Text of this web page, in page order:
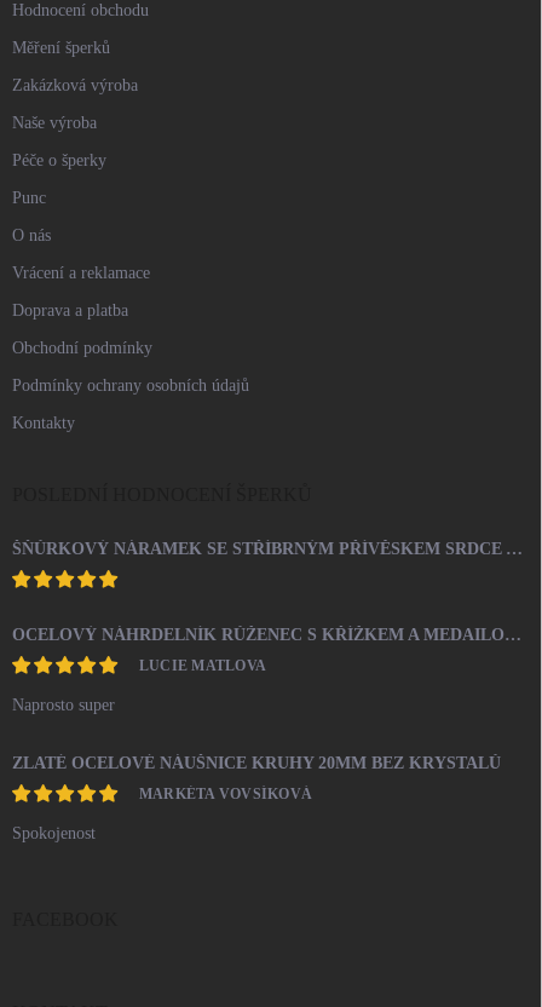
Hodnocení obchodu
Měření šperků
Zakázková výroba
Naše výroba
Péče o šperky
Punc
O nás
Vrácení a reklamace
Doprava a platba
Obchodní podmínky
Podmínky ochrany osobních údajů
Kontakty
ŠŇŮRKOVÝ NÁRAMEK SE STŘÍBRNÝM PŘÍVĚSKEM SRDCE A KRYSTALY SWAROVSKI CRYSTAL (STŘÍBRO 925/1000)
OCELOVÝ NÁHRDELNÍK RŮŽENEC S KŘÍŽKEM A MEDAILONEM
LUCIE MATLOVA
Naprosto super
ZLATÉ OCELOVÉ NÁUŠNICE KRUHY 20MM BEZ KRYSTALŮ
MARKÉTA VOVSÍKOVÁ
Spokojenost